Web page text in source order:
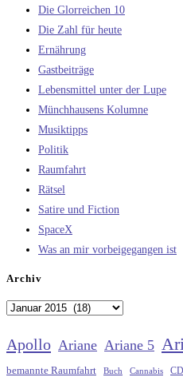
Die Glorreichen 10
Die Zahl für heute
Ernährung
Gastbeiträge
Lebensmittel unter der Lupe
Münchhausens Kolumne
Musiktipps
Politik
Raumfahrt
Rätsel
Satire und Fiction
SpaceX
Was an mir vorbeigegangen ist
Archiv
Archiv
Apollo Ariane Ariane 5
bemannte Raumfahrt Buch Cannabis